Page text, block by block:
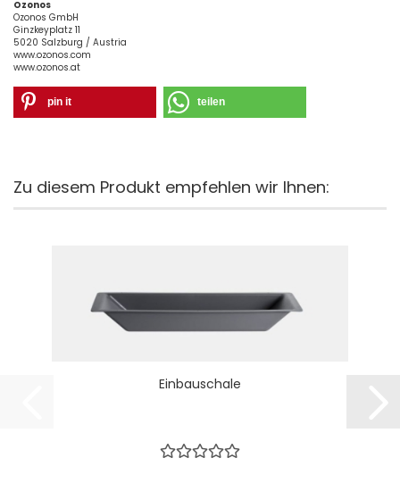
Ozonos
Ozonos GmbH
Ginzkeyplatz 11
5020 Salzburg / Austria
www.ozonos.com
www.ozonos.at
pin it teilen
Zu diesem Produkt empfehlen wir Ihnen:
Einbauschale